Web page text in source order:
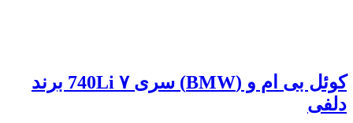
کوئل بی ام و (BMW) سری ۷ 740Li برند
دلفی